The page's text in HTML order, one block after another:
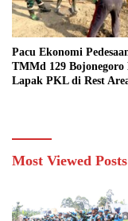
Pacu Ekonomi
TMMd 129 Bojonegoro
Lapak PKL di Rest
Most Viewed Posts